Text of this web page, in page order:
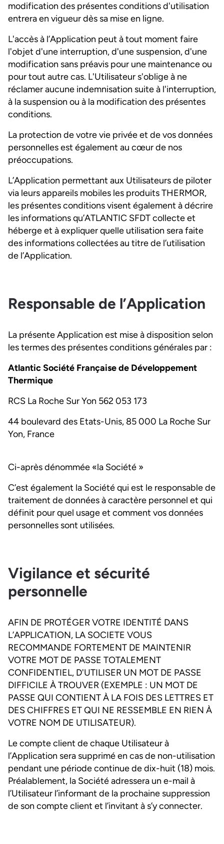
modification des présentes conditions d'utilisation
entrera en vigueur dès sa mise en ligne.
L'accès à l’Application peut à tout moment faire
l'objet d'une interruption, d'une suspension, d'une
modification sans préavis pour une maintenance ou
pour tout autre cas. L'Utilisateur s'oblige à ne
réclamer aucune indemnisation suite à l'interruption,
à la suspension ou à la modification des présentes
conditions.
La protection de votre vie privée et de vos données
personnelles est également au cœur de nos
préoccupations.
L’Application permettant aux Utilisateurs de piloter
via leurs appareils mobiles les produits THERMOR,
les présentes conditions visent également à décrire
les informations qu’ATLANTIC SFDT collecte et
héberge et à expliquer quelle utilisation sera faite
des informations collectées au titre de l’utilisation
de l’Application.
Responsable de l’Application
La présente Application est mise à disposition selon
les termes des présentes conditions générales par :
Atlantic Société Française de Développement
Thermique
RCS La Roche Sur Yon 562 053 173
44 boulevard des Etats-Unis, 85 000 La Roche Sur
Yon, France
Ci-après dénommée «la Société »
C’est également la Société qui est le responsable de
traitement de données à caractère personnel et qui
définit pour quel usage et comment vos données
personnelles sont utilisées.
Vigilance et sécurité
personnelle
AFIN DE PROTÉGER VOTRE IDENTITÉ DANS
L’APPLICATION, LA SOCIETE VOUS
RECOMMANDE FORTEMENT DE MAINTENIR
VOTRE MOT DE PASSE TOTALEMENT
CONFIDENTIEL, D'UTILISER UN MOT DE PASSE
DIFFICILE À TROUVER (EXEMPLE : UN MOT DE
PASSE QUI CONTIENT À LA FOIS DES LETTRES ET
DES CHIFFRES ET QUI NE RESSEMBLE EN RIEN À
VOTRE NOM DE UTILISATEUR).
Le compte client de chaque Utilisateur à
l’Application sera supprimé en cas de non-utilisation
pendant une période continue de dix-huit (18) mois.
Préalablement, la Société adressera un e-mail à
l’Utilisateur l’informant de la prochaine suppression
de son compte client et l’invitant à s’y connecter.